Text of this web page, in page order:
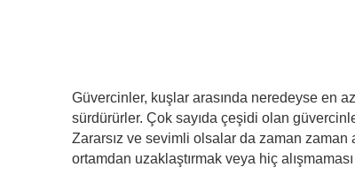
Güvercinler, kuşlar arasında neredeyse en
sürdürürler. Çok sayıda çeşidi olan
Zararsız ve sevimli olsalar da zaman
ortamdan uzaklaştırmak veya hiç